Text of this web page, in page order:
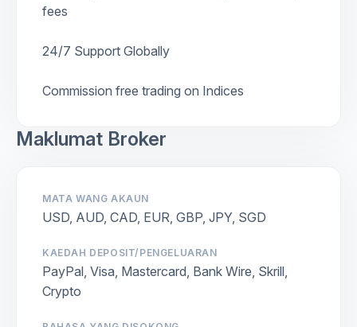
fees
24/7 Support Globally
Commission free trading on Indices
Maklumat Broker
MATA WANG AKAUN
USD, AUD, CAD, EUR, GBP, JPY, SGD
KAEDAH DEPOSIT/PENGELUARAN
PayPal, Visa, Mastercard, Bank Wire, Skrill,
Crypto